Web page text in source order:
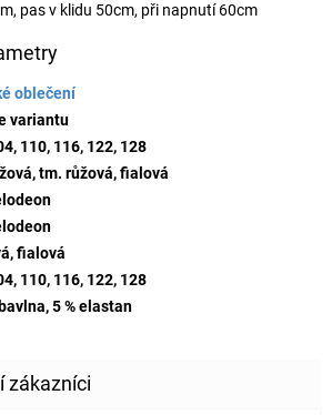
pas v klidu 50cm, při napnutí 60cm
oblečení
variantu
110, 116, 122, 128
tm. růžová, fialová
fialová
110, 116, 122, 128
5 % elastan